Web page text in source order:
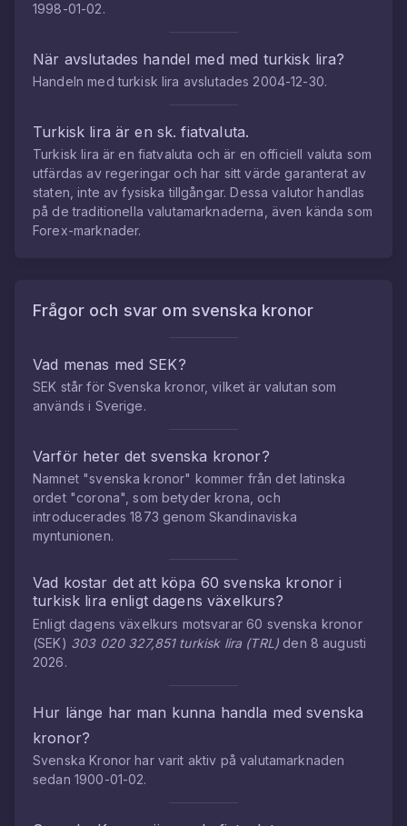
1998-01-02.
När avslutades handel med med turkisk lira?
Handeln medturkisk lira avslutades 2004-12-30.
Turkisk lira är en sk. fiatvaluta.
Turkisk lira är en fiatvaluta och är en officiell valuta som
utfärdas av regeringar och har sitt värde garanterat av
staten, inte av fysiska tillgångar. Dessa valutor handlas
på de traditionella valutamarknaderna, även kända som
Forex-marknader.
Frågor och svar om svenska kronor
Vad menas med SEK?
SEK står för Svenska kronor, vilket är valutan som
används i Sverige.
Varför heter det svenska kronor?
Namnet "svenska kronor" kommer från det latinska
ordet "corona", som betyder krona, och
introducerades 1873 genom Skandinaviska
myntunionen.
Vad kostar det att köpa 60svenska kronor i
turkisk lira enligt dagens växelkurs?
Enligt dagens växelkurs motsvarar60 svenska kronor
(SEK) 303 020 327,851 turkisk lira (TRL ) den 8 augusti
2026.
Hur länge har man kunna handla medsvenska
kronor?
Svenska Kronor har varit aktiv på valutamarknaden
sedan 1900-01-02.